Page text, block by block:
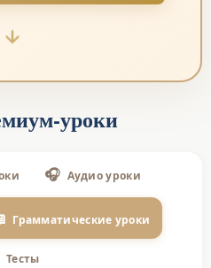
уроки
🎧 Аудио уроки
Грамматические уроки
Тесты